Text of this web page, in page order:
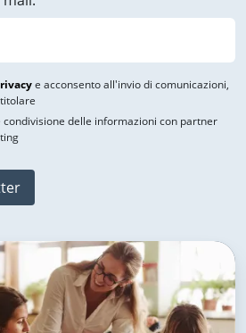
e acconsento all'invio di comunicazioni,
condivisione delle informazioni con partner